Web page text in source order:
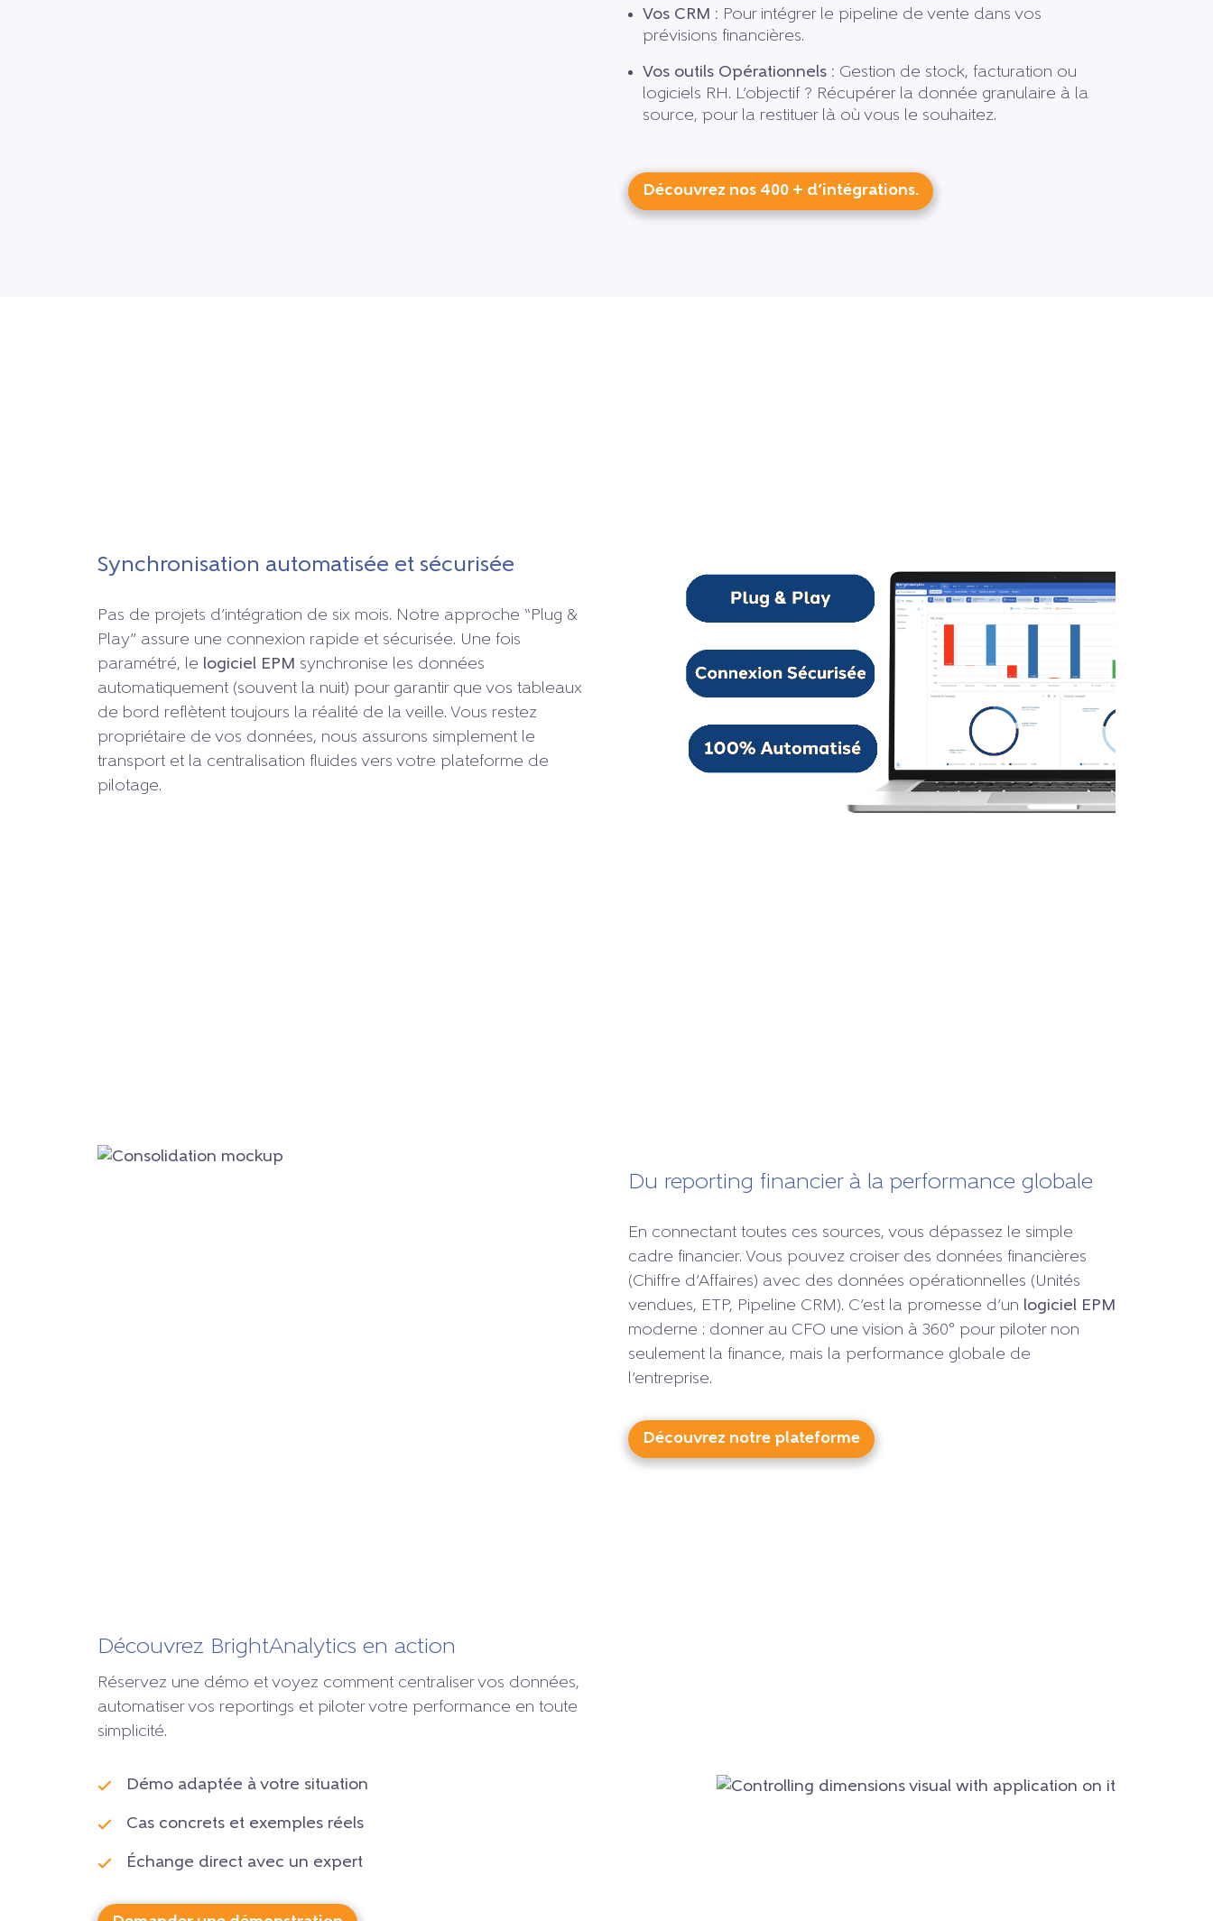
Vos CRM : Pour intégrer le pipeline de vente dans vos
prévisions financières.
Vos outils Opérationnels : Gestion de stock, facturation ou
logiciels RH. L’objectif ? Récupérer la donnée granulaire à la
source, pour la restituer là où vous le souhaitez.
Découvrez nos 400 + d’intégrations.
Synchronisation automatisée et sécurisée
Pas de projets d’intégration de six mois. Notre approche “Plug &
Play” assure une connexion rapide et sécurisée. Une fois
paramétré, le logiciel EPM synchronise les données
automatiquement (souvent la nuit) pour garantir que vos tableaux
de bord reflètent toujours la réalité de la veille. Vous restez
propriétaire de vos données, nous assurons simplement le
transport et la centralisation fluides vers votre plateforme de
pilotage.
Du reporting financier à la performance globale
En connectant toutes ces sources, vous dépassez le simple
cadre financier. Vous pouvez croiser des données financières
(Chiffre d’Affaires) avec des données opérationnelles (Unités
vendues, ETP, Pipeline CRM). C’est la promesse d’un logiciel EPM
moderne : donner au CFO une vision à 360° pour piloter non
seulement la finance, mais la performance globale de
l’entreprise.
Découvrez notre plateforme
Découvrez BrightAnalytics en action
Réservez une démo et voyez comment centraliser vos données,
automatiser vos reportings et piloter votre performance en toute
simplicité.
Démo adaptée à votre situation
Cas concrets et exemples réels
Échange direct avec un expert